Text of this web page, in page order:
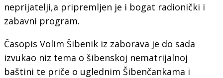
neprijatelji,a pripremljen je i bogat radionički i
zabavni program.
Časopis Volim Šibenik iz zaborava je do sada
izvukao niz tema o šibenskoj nematrijalnoj
baštini te priče o uglednim Šibenčankama i